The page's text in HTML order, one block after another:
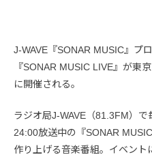
J-WAVE『SONAR MUSIC』プ
『SONAR MUSIC LIVE』が東
に開催される。
ラジオ局J-WAVE（81.3FM）
24:00放送中の『SONAR
作り上げる音楽番組。イベン